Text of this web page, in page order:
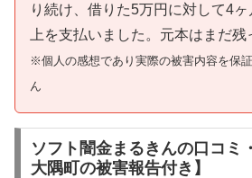
り続け、借りた5万円に対して4
上を支払いました。元本はまだ残
※個人の感想であり実際の被害内容を保
ん
ソフト闇金まるきんの口コミ
大隅町の被害報告付き】